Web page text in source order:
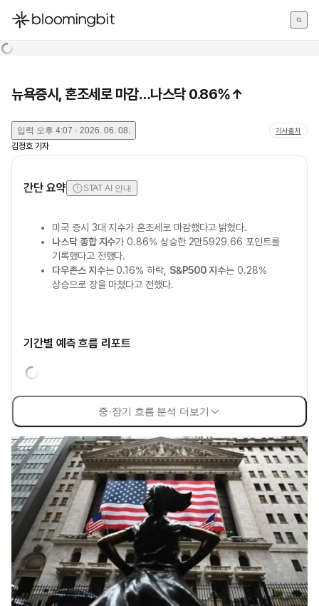
한국어
뉴욕증시, 혼조세로 마감…나스닥 0.86%↑
입력 오후 4:07 · 2026. 06. 08. 기사출처
김정호 기자
간단 요약 STAT AI 안내
미국 증시 3대 지수가 혼조세로 마감했다고 밝혔다.
나스닥 종합 지수가 0.86% 상승한 2만5929.66 포인트를
기록했다고 전했다.
다우존스 지수는 0.16% 하락, S&P500 지수는 0.28%
상승으로 장을 마쳤다고 전했다.
기간별 예측 흐름 리포트
중·장기 흐름 분석 더보기